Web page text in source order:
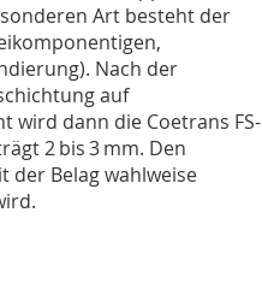
Art besteht der
Nach der
auf
wird dann die Coetrans FS-
2 bis 3 mm. Den
der Belag wahlweise